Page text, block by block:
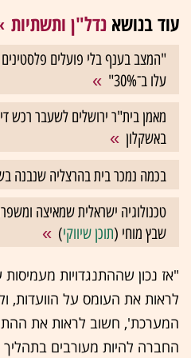
עוד בנושא נדל"ן ותשתיות
"המצב בענף בלי פועלים
עלו ב־30%"
באשקלון
בכמה נמכר בית בהרצליה שנבנה בשנת
טכנולוגיה ישראלית שמאיצה
שבץ מוחי (תוכן שיווקי)
"אז נכון שההתנגדויות
לראות את העומס על הוועדות,
המערכת', חשוב לראות את
החברה להיות מעורבים בתהליך